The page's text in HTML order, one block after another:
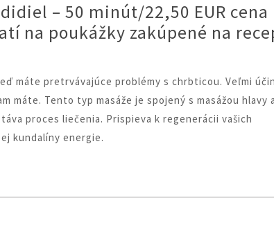
– 50 minút/22,50 EUR cena
na poukážky zakúpené na
máte pretrvávajúce problémy s chrbticou. Veľmi
máte. Tento typ masáže je spojený s masážou hlavy a
proces liečenia. Prispieva k regenerácii vašich
kundalíny energie.